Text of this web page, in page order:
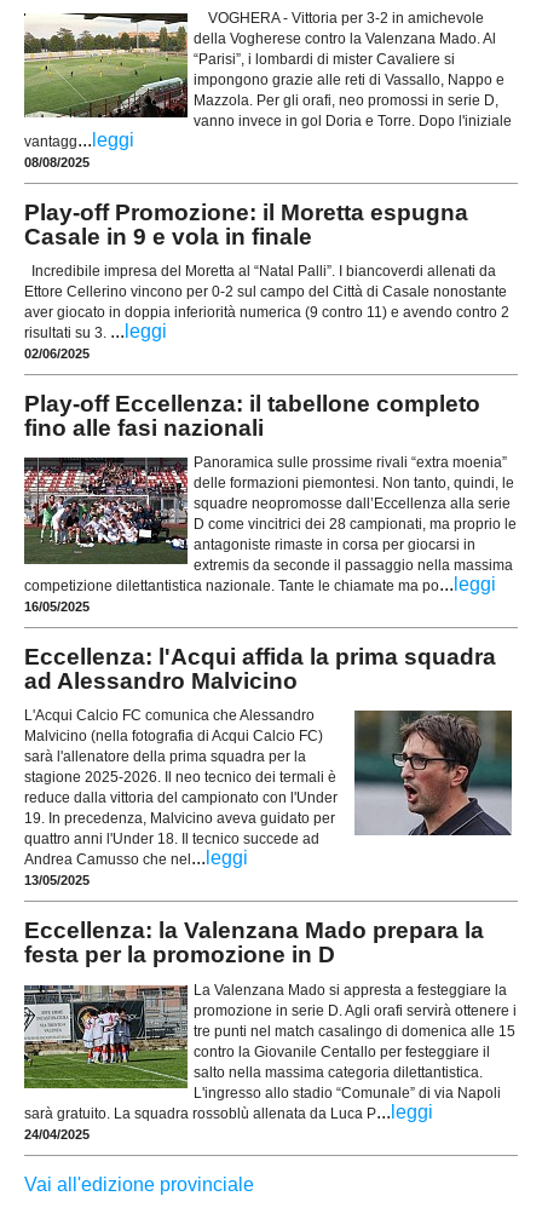
VOGHERA - Vittoria per 3-2 in amichevole
della Vogherese contro la Valenzana Mado. Al
“Parisi”, i lombardi di mister Cavaliere si
impongono grazie alle reti di Vassallo, Nappo e
Mazzola. Per gli orafi, neo promossi in serie D,
vanno invece in gol Doria e Torre. Dopo l'iniziale
vantagg... leggi
08/08/2025
Play-off Promozione: il Moretta espugna
Casale in 9 e vola in finale
Incredibile impresa del Moretta al “Natal Palli”. I biancoverdi allenati da
Ettore Cellerino vincono per 0-2 sul campo del Città di Casale nonostante
aver giocato in doppia inferiorità numerica (9 contro 11) e avendo contro 2
risultati su 3. ... leggi
02/06/2025
Play-off Eccellenza: il tabellone completo
fino alle fasi nazionali
Panoramica sulle prossime rivali “extra moenia”
delle formazioni piemontesi. Non tanto, quindi, le
squadre neopromosse dall’Eccellenza alla serie
D come vincitrici dei 28 campionati, ma proprio le
antagoniste rimaste in corsa per giocarsi in
extremis da seconde il passaggio nella massima
competizione dilettantistica nazionale. Tante le chiamate ma po... leggi
16/05/2025
Eccellenza: l'Acqui affida la prima squadra
ad Alessandro Malvicino
L'Acqui Calcio FC comunica che Alessandro
Malvicino (nella fotografia di Acqui Calcio FC)
sarà l'allenatore della prima squadra per la
stagione 2025-2026. Il neo tecnico dei termali è
reduce dalla vittoria del campionato con l'Under
19. In precedenza, Malvicino aveva guidato per
quattro anni l'Under 18. Il tecnico succede ad
Andrea Camusso che nel ... leggi
13/05/2025
Eccellenza: la Valenzana Mado prepara la
festa per la promozione in D
La Valenzana Mado si appresta a festeggiare la
promozione in serie D. Agli orafi servirà ottenere i
tre punti nel match casalingo di domenica alle 15
contro la Giovanile Centallo per festeggiare il
salto nella massima categoria dilettantistica.
L'ingresso allo stadio “Comunale” di via Napoli
sarà gratuito. La squadra rossoblù allenata da Luca P... leggi
24/04/2025
Vai all'edizione provinciale